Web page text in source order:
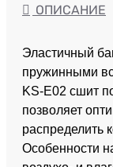
ОПИСАНИЕ
Эластичный
пружинными
KS-E02 сшит
позволяет
распределить
Особенности